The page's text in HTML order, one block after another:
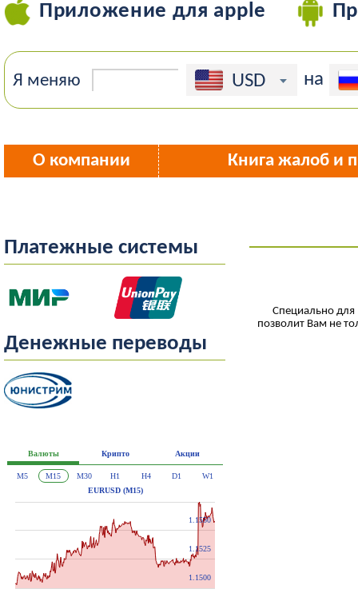
Приложение для apple
Я меняю USD на
О компании Книга жалоб и
Платежные системы
Денежные переводы
Специально для
позволит Вам не